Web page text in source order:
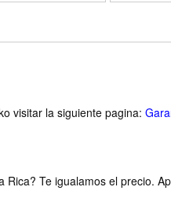
visitar la siguiente pagina:
Te igualamos el precio.